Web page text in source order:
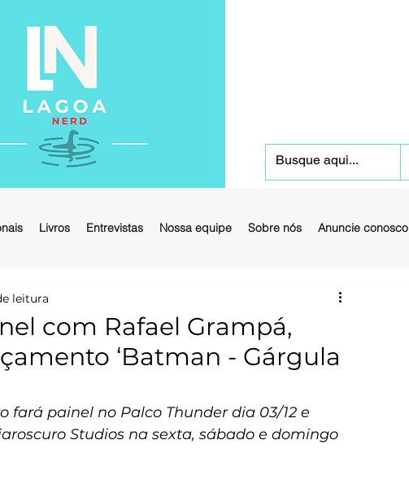
Livros Entrevistas Nossa equipe Sobre nós Anuncie conosco
com Rafael Grampá,
‘Batman - Gárgula
leitura
painel no Palco Thunder dia 03/12 e
Studios na sexta, sábado e domingo